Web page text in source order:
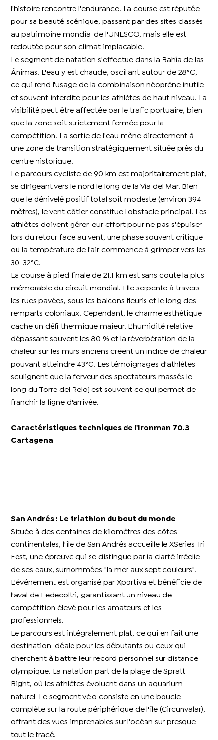
l'histoire rencontre l'endurance. La course est réputée
pour sa beauté scénique, passant par des sites classés
au patrimoine mondial de l'UNESCO, mais elle est
redoutée pour son climat implacable.
Le segment de natation s'effectue dans la Bahía de las
Ánimas. L'eau y est chaude, oscillant autour de 28°C,
ce qui rend l'usage de la combinaison néoprène inutile
et souvent interdite pour les athlètes de haut niveau. La
visibilité peut être affectée par le trafic portuaire, bien
que la zone soit strictement fermée pour la
compétition. La sortie de l'eau mène directement à
une zone de transition stratégiquement située près du
centre historique.
Le parcours cycliste de 90 km est majoritairement plat,
se dirigeant vers le nord le long de la Vía del Mar. Bien
que le dénivelé positif total soit modeste (environ 394
mètres), le vent côtier constitue l'obstacle principal. Les
athlètes doivent gérer leur effort pour ne pas s'épuiser
lors du retour face au vent, une phase souvent critique
où la température de l'air commence à grimper vers les
30-32°C.
La course à pied finale de 21,1 km est sans doute la plus
mémorable du circuit mondial. Elle serpente à travers
les rues pavées, sous les balcons fleuris et le long des
remparts coloniaux. Cependant, le charme esthétique
cache un défi thermique majeur. L'humidité relative
dépassant souvent les 80 % et la réverbération de la
chaleur sur les murs anciens créent un indice de chaleur
pouvant atteindre 43°C. Les témoignages d'athlètes
soulignent que la ferveur des spectateurs massés le
long du Torre del Reloj est souvent ce qui permet de
franchir la ligne d'arrivée.
Caractéristiques techniques de l'Ironman 70.3
Cartagena​
San Andrés : Le triathlon du bout du monde​
Située à des centaines de kilomètres des côtes
continentales, l'île de San Andrés accueille le XSeries Tri
Fest, une épreuve qui se distingue par la clarté irréelle
de ses eaux, surnommées "la mer aux sept couleurs".
L'événement est organisé par Xportiva et bénéficie de
l'aval de Fedecoltri, garantissant un niveau de
compétition élevé pour les amateurs et les
professionnels.
Le parcours est intégralement plat, ce qui en fait une
destination idéale pour les débutants ou ceux qui
cherchent à battre leur record personnel sur distance
olympique. La natation part de la plage de Spratt
Bight, où les athlètes évoluent dans un aquarium
naturel. Le segment vélo consiste en une boucle
complète sur la route périphérique de l'île (Circunvalar),
offrant des vues imprenables sur l'océan sur presque
tout le tracé.